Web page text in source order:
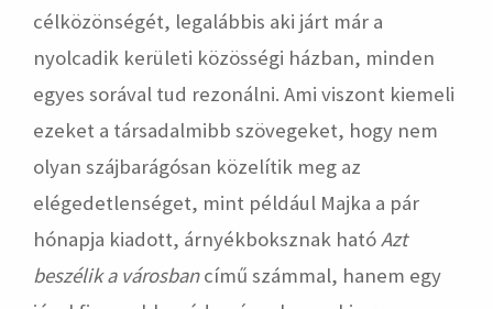
célközönségét, legalábbis aki járt már a
nyolcadik kerületi közösségi házban, minden
egyes sorával tud rezonálni. Ami viszont kiemeli
ezeket a társadalmibb szövegeket, hogy nem
olyan szájbarágósan közelítik meg az
elégedetlenséget, mint például Majka a pár
hónapja kiadott, árnyékboksznak hatóAzt
beszélik a városbancímű számmal, hanem egy